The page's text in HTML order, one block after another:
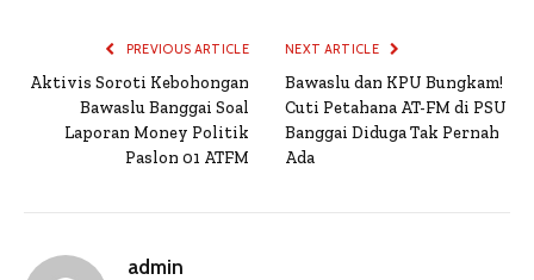
PREVIOUS ARTICLE
Aktivis Soroti Kebohongan
Bawaslu Banggai Soal
Laporan Money Politik
Paslon 01 ATFM
NEXT ARTICLE
Bawaslu dan KPU Bungkam!
Cuti Petahana AT-FM di PSU
Banggai Diduga Tak Pernah
Ada
admin